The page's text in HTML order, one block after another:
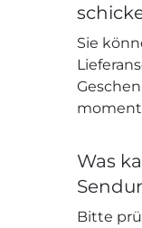
Sie
Was
Bitte